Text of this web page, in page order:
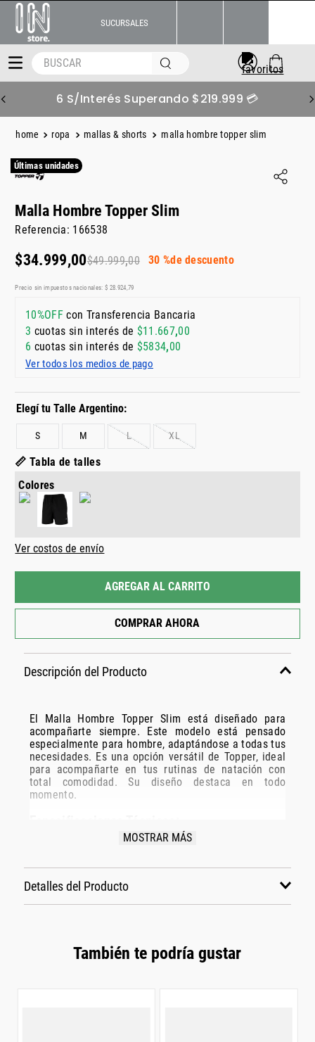
SUCURSALES
BUSCAR
6 S/Interés Superando $219.999 💳
ropa mallas & shorts malla hombre topper slim
Últimas unidades
Malla Hombre Topper Slim
Referencia: 166538
$49.999,00
$34.999,00 30 %de descuento
Precio sin impuestos nacionales: $ 28 924 79
10%OFFcon Transferencia Bancaria
3 cuotas sin interés de $11 .667,00
6 cuotas sin interés de $5834,00
Ver todos los medios de pago
S M L XL
📏 Tabla de talles
Colores
Ver costos de envío
AGREGAR AL CARRITO
COMPRAR AHORA
Descripción del Producto
El Malla Hombre Topper Slim está diseñado para
acompañarte siempre. Este modelo está pensado
especialmente para hombre, adaptándose a todas tus
necesidades. Es una opción versátil de Topper, ideal
para acompañarte en tus rutinas de natación con
total comodidad. Su diseño destaca en todo
momento.
Grupo: indumentaria
MOSTRAR MÁS
Detalles del Producto
También te podría gustar